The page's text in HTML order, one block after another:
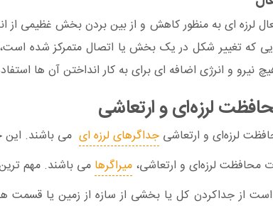
لرزه ای به منظور کاهش و از بین بردن بخش غظیمی از
که تغییر شکل در یک بخش یا اتصال متمرکز شده
نیرو و انرژی اضافه ای برای به کار انداختن آن ها
لرزه‌ای و ارتعاشی
لرزه‌ای و ارتعاشی جداگرهای لرزه ای می باشند. این
محافظت لرزه‌ای و ارتعاشی، میراگرها می باشند. مهم
از جداكردن كل يا بخشی از سازه از زمين يا